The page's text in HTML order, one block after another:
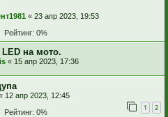
« 23 апр 2023, 19:53
Рейтинг: 0%
на мото.
« 15 апр 2023, 17:36
12 апр 2023, 12:45
1 2
Рейтинг: 0%